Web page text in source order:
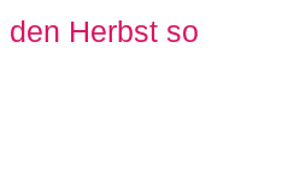
Herbst so